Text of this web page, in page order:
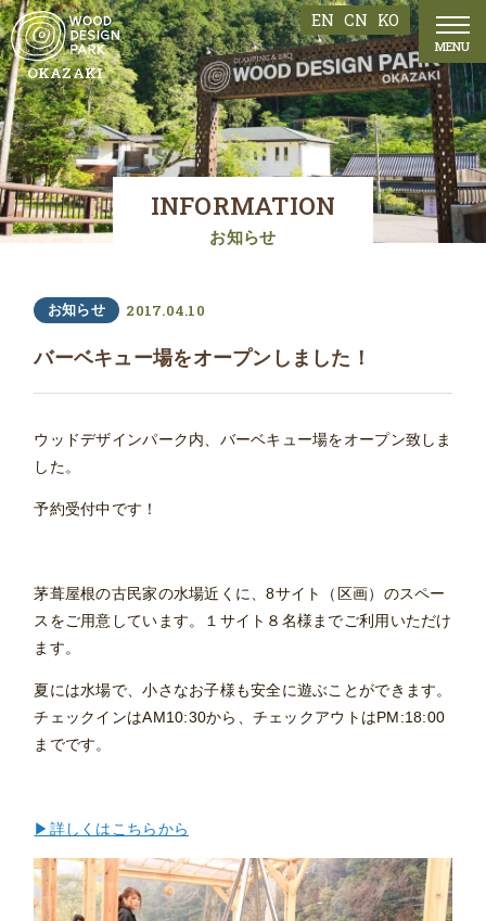
EN CN KO
INFORMATION
お知らせ
お知らせ 2017.04.10
バーベキュー場をオープンしました！
ウッドデザインパーク内、バーベキュー場をオープン致しま
した。
予約受付中です！
茅葺屋根の古民家の水場近くに、8サイト（区画）のスペー
スをご用意しています。１サイト８名様までご利用いただけ
ます。
夏には水場で、小さなお子様も安全に遊ぶことができます。
チェックインはAM10:30から、チェックアウトはPM:18:00
までです。
▶詳しくはこちらから
OKAZAKI
MENU